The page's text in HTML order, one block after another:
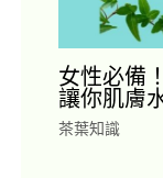
女性必備
讓你肌膚
茶葉知識